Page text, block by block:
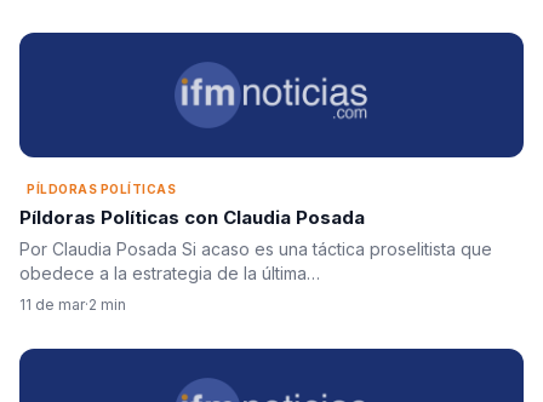
PÍLDORAS POLÍTICAS
Píldoras Políticas con Claudia Posada
Por Claudia Posada Si acaso es una táctica proselitista que
obedece a la estrategia de la última…
11 de mar·2 min